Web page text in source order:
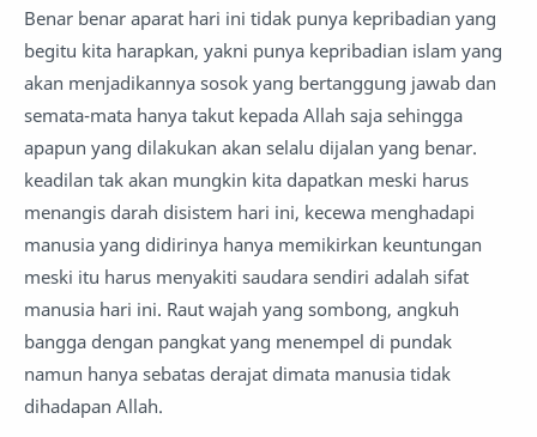
Benar benar aparat hari ini tidak punya kepribadian yang
begitu kita harapkan, yakni punya kepribadian islam yang
akan menjadikannya sosok yang bertanggung jawab dan
semata-mata hanya takut kepada Allah saja sehingga
apapun yang dilakukan akan selalu dijalan yang benar.
keadilan tak akan mungkin kita dapatkan meski harus
menangis darah disistem hari ini, kecewa menghadapi
manusia yang didirinya hanya memikirkan keuntungan
meski itu harus menyakiti saudara sendiri adalah sifat
manusia hari ini. Raut wajah yang sombong, angkuh
bangga dengan pangkat yang menempel di pundak
namun hanya sebatas derajat dimata manusia tidak
dihadapan Allah.